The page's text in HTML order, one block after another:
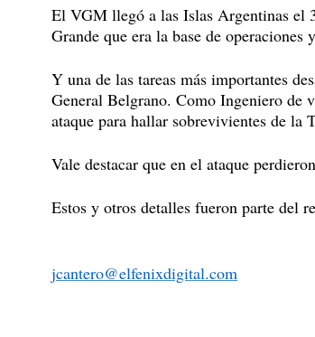
El VGM llegó a las Islas Argentinas el
Grande que era la base de
Y una de las tareas más importantes
General Belgrano. Como Ingeniero de
ataque para hallar sobrevivientes de la
Vale destacar que en el ataque
Estos y otros detalles fueron parte del
jcantero@elfenixdigital.com